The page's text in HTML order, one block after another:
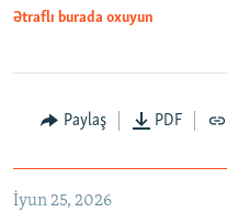
Auto 240p
720p
Ətraflı burada oxuyun
Paylaş PDF
İyun 25, 2026